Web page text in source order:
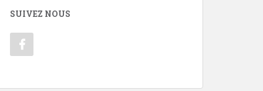
SUIVEZ NOUS